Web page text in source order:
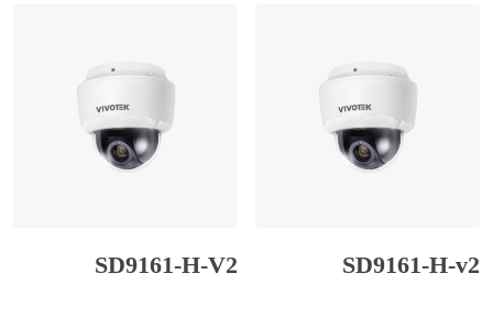
SD9161-H-v2
SD9161-H-V2